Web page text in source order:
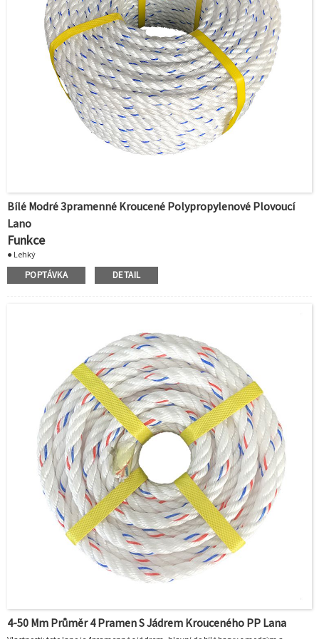
Bílé Modré 3pramenné Kroucené Polypropylenové Plovoucí
Lano
Funkce
● Lehký
● Vysoká pevnost
● Odolné vůči hnilobě a vodě
● Žádné spoje na každém kusu lana
POPTÁVKA DETAIL
4-50 Mm Průměr 4 Pramen S Jádrem Krouceného PP Lana